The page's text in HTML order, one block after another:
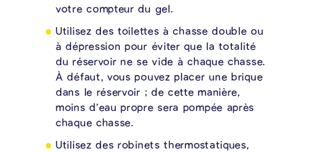
votre compteur du gel.
Utilisez des toilettes à chasse double ou
à dépression pour éviter que la totalité
du réservoir ne se vide à chaque chasse.
À défaut, vous pouvez placer une brique
dans le réservoir ; de cette manière,
moins d’eau propre sera pompée après
chaque chasse.
Utilisez des robinets thermostatiques,